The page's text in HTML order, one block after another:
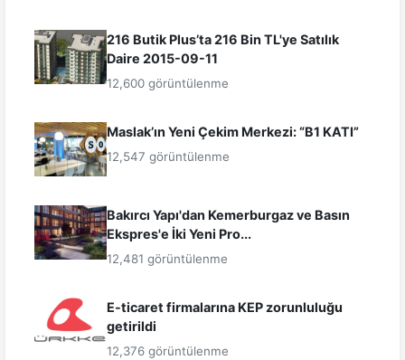
216 Butik Plus’ta 216 Bin TL'ye Satılık
Daire 2015-09-11
12,600 görüntülenme
Maslak’ın Yeni Çekim Merkezi: “B1 KATI”
12,547 görüntülenme
Bakırcı Yapı'dan Kemerburgaz ve Basın
Ekspres'e İki Yeni Pro...
12,481 görüntülenme
E-ticaret firmalarına KEP zorunluluğu
getirildi
12,376 görüntülenme